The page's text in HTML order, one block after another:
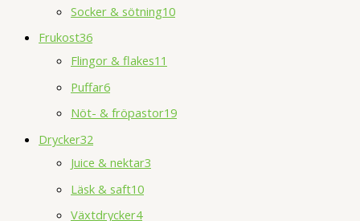
Socker & sötning10
Frukost36
Flingor & flakes11
Puffar6
Nöt- & fröpastor19
Drycker32
Juice & nektar3
Läsk & saft10
Växtdrycker4